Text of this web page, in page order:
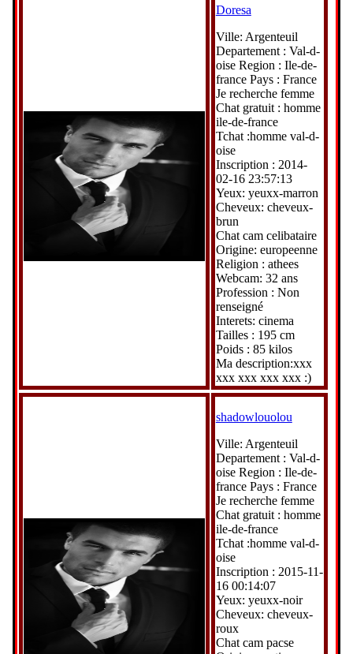
Doresa
Ville: Argenteuil
Departement : Val-d-
oise Region : Ile-de-
france Pays : France
Je recherche femme
Chat gratuit : homme
ile-de-france
Tchat :homme val-d-
oise
Inscription : 2014-
02-16 23:57:13
Yeux: yeuxx-marron
Cheveux: cheveux-
brun
Chat cam celibataire
Origine: europeenne
Religion : athees
Webcam: 32 ans
Profession : Non
renseigné
Interets: cinema
Tailles : 195 cm
Poids : 85 kilos
Ma description:xxx
xxx xxx xxx xxx :)
shadowlouolou
Ville: Argenteuil
Departement : Val-d-
oise Region : Ile-de-
france Pays : France
Je recherche femme
Chat gratuit : homme
ile-de-france
Tchat :homme val-d-
oise
Inscription : 2015-11-
16 00:14:07
Yeux: yeuxx-noir
Cheveux: cheveux-
roux
Chat cam pacse